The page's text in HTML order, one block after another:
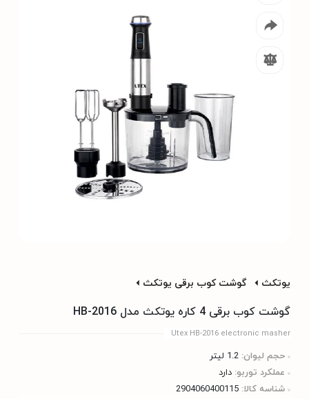
یوتکث گوشت کوب برقی یوتکث
گوشت کوب برقی 4 کاره یوتکث مدل HB-2016
Utex HB-2016 electronic masher
حجم لیوان: 1.2 لیتر
عملکرد توربو: دارد
شناسه کالا: 2904060400115